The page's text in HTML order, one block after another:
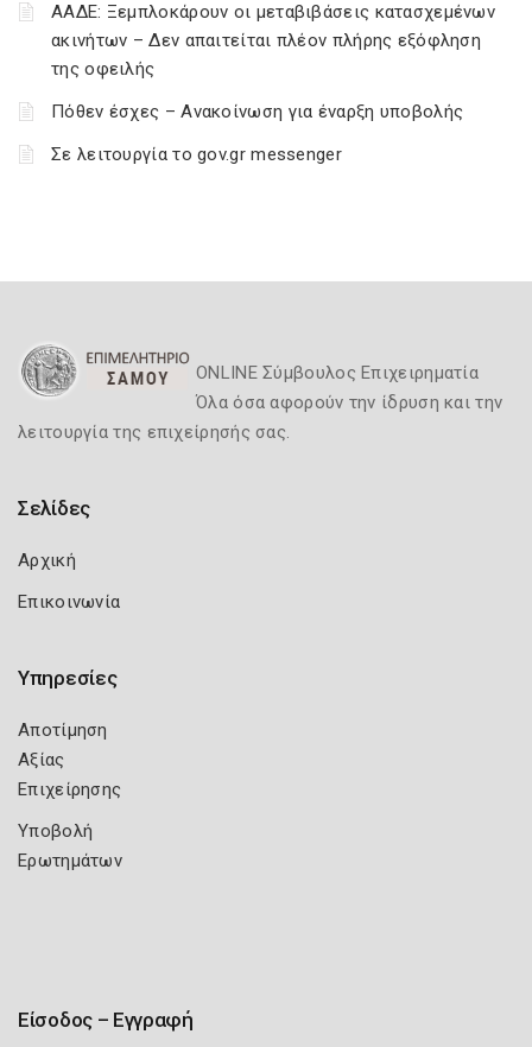
ΑΑΔΕ: Ξεμπλοκάρουν οι μεταβιβάσεις κατασχεμένων
ακινήτων – Δεν απαιτείται πλέον πλήρης εξόφληση
της οφειλής
Πόθεν έσχες – Ανακοίνωση για έναρξη υποβολής
Σε λειτουργία το gov.gr messenger
ONLINE Σύμβουλος Επιχειρηματία
Όλα όσα αφορούν την ίδρυση και την
λειτουργία της επιχείρησής σας.
Σελίδες
Αρχική
Επικοινωνία
Υπηρεσίες
Αποτίμηση
Αξίας
Επιχείρησης
Υποβολή
Ερωτημάτων
Είσοδος – Εγγραφή